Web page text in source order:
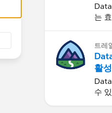
는
트레
활
수